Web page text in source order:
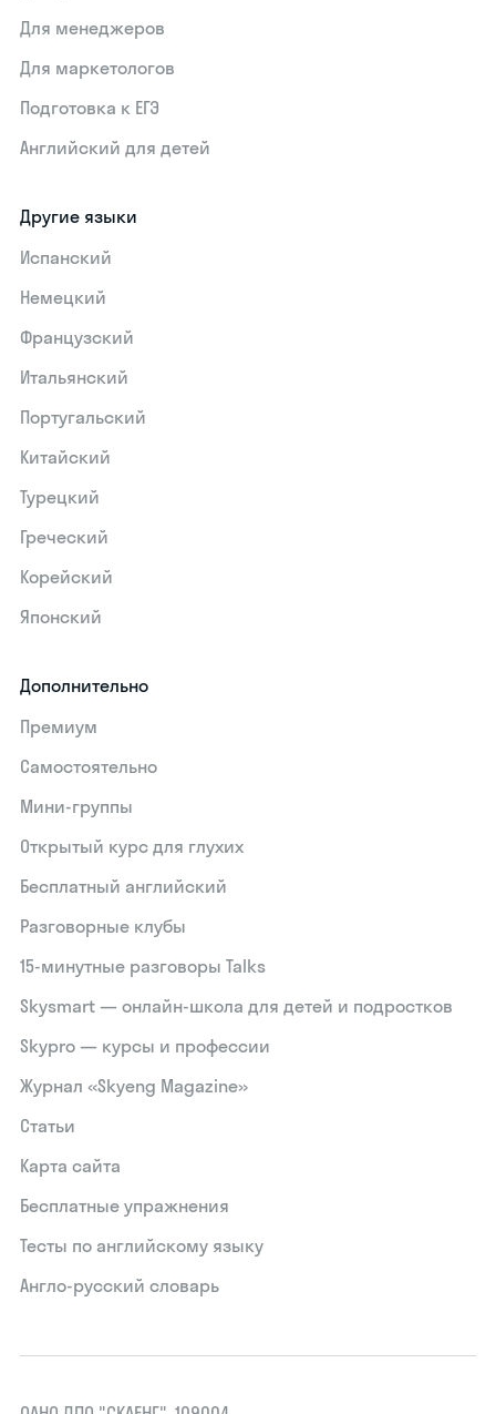
Для менеджеров
Для маркетологов
Подготовка к ЕГЭ
Английский для детей
Другие языки
Испанский
Немецкий
Французский
Итальянский
Португальский
Китайский
Турецкий
Греческий
Корейский
Японский
Дополнительно
Премиум
Самостоятельно
Мини-группы
Открытый курс для глухих
Бесплатный английский
Разговорные клубы
15‑минутные разговоры Talks
Skysmart — онлайн-школа для детей и подростков
Skypro — курсы и профессии
Журнал «Skyeng Magazine»
Статьи
Карта сайта
Бесплатные упражнения
Тесты по английскому языку
Англо-русский словарь